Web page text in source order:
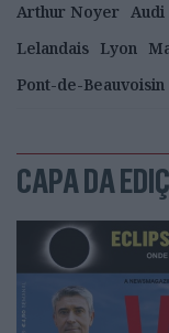
Arthur Noyer Audi
Lelandais Lyon
Pont-de-Beauvoisin
CAPA DA